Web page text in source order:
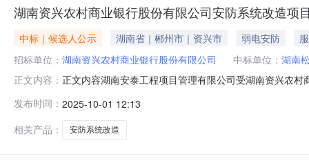
湖南资兴农村商业银行股份有限公司安防系统改造项
中标｜候选人公示 湖南省｜郴州市｜资兴市 弱电安防
招标单位： 湖南资兴农村商业银行股份有限公司 中标单位： 湖南
正文内容： 正文内容湖南安泰工程项目管理有限公司受湖南资兴农
月29日（星期一）15时00分（北京时间）二、评标结果
发布时间： 2025-10-01 12:13
相关产品：
安防系统改造